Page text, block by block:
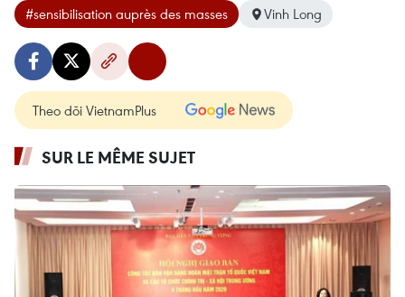
#sensibilisation auprès des masses Vinh Long
Theo dõi VietnamPlus
SUR LE MÊME SUJET